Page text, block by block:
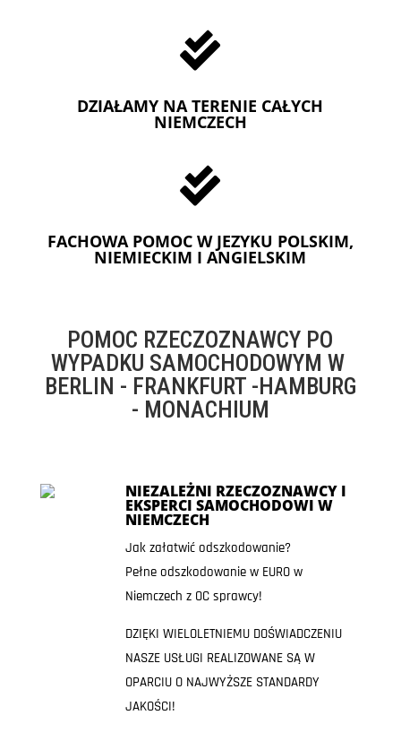

DZIAŁAMY NA TERENIE CAŁYCH
NIEMCZECH

FACHOWA POMOC W JEZYKU POLSKIM,
NIEMIECKIM I ANGIELSKIM
POMOC RZECZOZNAWCY PO
WYPADKU SAMOCHODOWYM W
BERLIN - FRANKFURT -HAMBURG
- MONACHIUM
NIEZALEŻNI RZECZOZNAWCY I
EKSPERCI SAMOCHODOWI W
NIEMCZECH
Jak załatwić odszkodowanie?
Pełne odszkodowanie w EURO w
Niemczech z OC sprawcy!
DZIĘKI WIELOLETNIEMU DOŚWIADCZENIU
NASZE USŁUGI REALIZOWANE SĄ W
OPARCIU O NAJWYŻSZE STANDARDY
JAKOŚCI!